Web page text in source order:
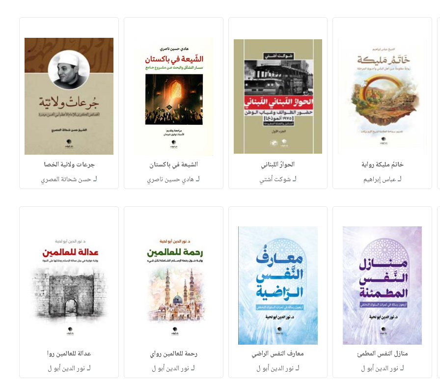
خاتمُ مليكة رواية
لـعباس إبراهيم
الحوارُ اللبناني
لـشوكت أشتي
الشيعة في باكستان
لـ هادي حسين ناصري
جرعات ولائية الخصا
لـحسن شحاتة المصري
منازل النفس المطمئ
لـ نور الدين أبو ل
معارف النفس الراضي
لـ نور الدين أبو ل
رحمة للعالمين رواي
لـ نور الدين أبو ل
عدالة للعالمين روا
لـ نور الدين أبو ل